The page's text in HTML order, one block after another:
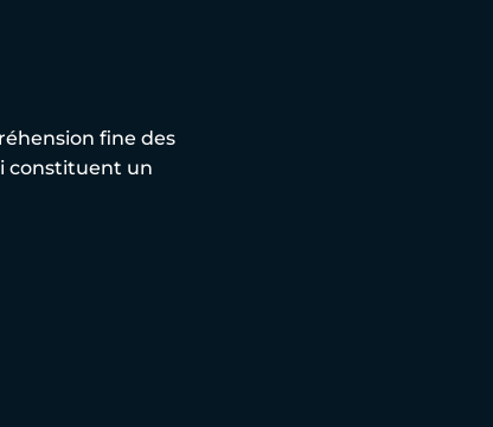
fine des
constituent un